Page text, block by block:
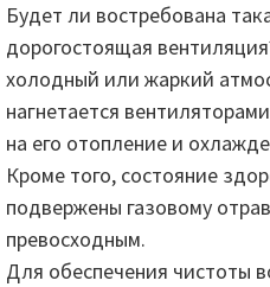
Будет ли востребована
дорогостоящая
холодный или жаркий
нагнетается
на его отопление и
Кроме того, состояние
подвержены газовому
превосходным.
Для обеспечения чистоты